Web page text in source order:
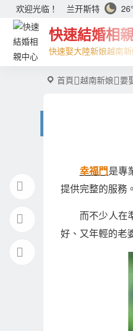
欢迎光临！ 兰开斯特 26°
快速結婚相
快速娶大陸新娘越南
首頁 越南新娘 要
幸福門 是專
提供完整的服務。
而不少人在
好、又年輕的老